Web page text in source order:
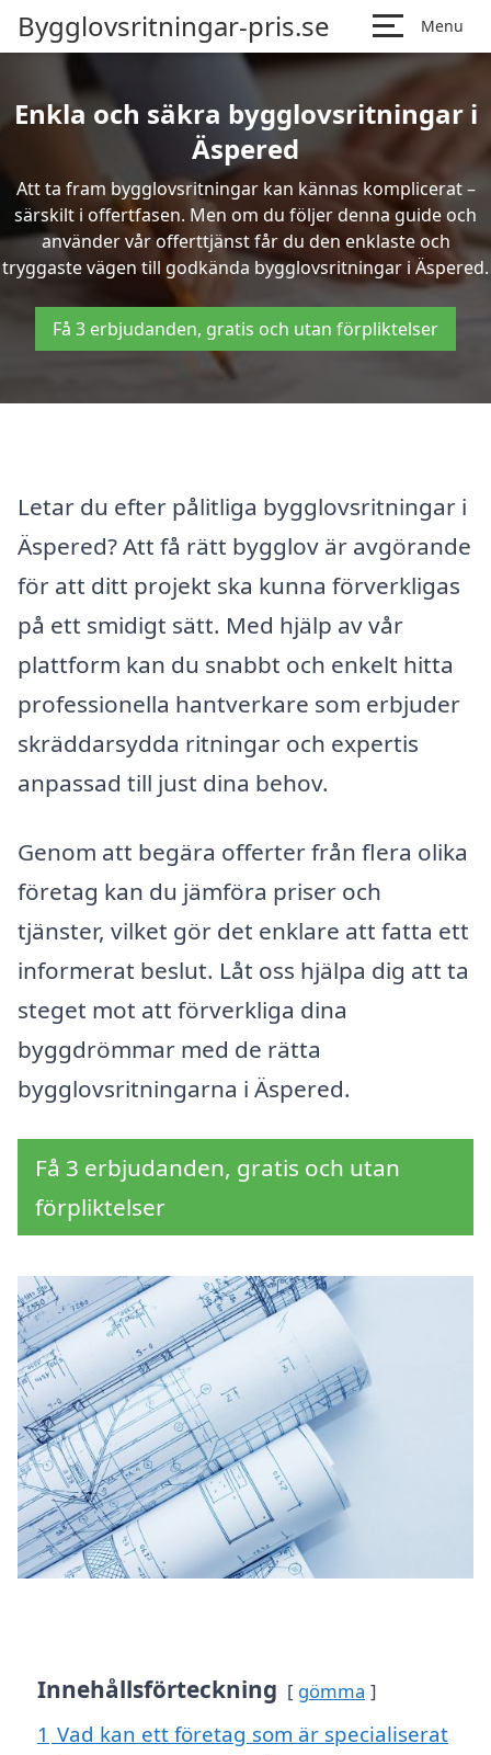
Bygglovsritningar-pris.se Menu
Enkla och säkra bygglovsritningar i
Äspered
Att ta fram bygglovsritningar kan kännas komplicerat –
särskilt i offertfasen. Men om du följer denna guide och
använder vår offerttjänst får du den enklaste och
tryggaste vägen till godkända bygglovsritningar i Äspered.
Få 3 erbjudanden, gratis och utan förpliktelser
Letar du efter pålitliga bygglovsritningar i
Äspered? Att få rätt bygglov är avgörande
för att ditt projekt ska kunna förverkligas
på ett smidigt sätt. Med hjälp av vår
plattform kan du snabbt och enkelt hitta
professionella hantverkare som erbjuder
skräddarsydda ritningar och expertis
anpassad till just dina behov.
Genom att begära offerter från flera olika
företag kan du jämföra priser och
tjänster, vilket gör det enklare att fatta ett
informerat beslut. Låt oss hjälpa dig att ta
steget mot att förverkliga dina
byggdrömmar med de rätta
bygglovsritningarna i Äspered.
Få 3 erbjudanden, gratis och utan
förpliktelser
Innehållsförteckning gömma
1 Vad kan ett företag som är specialiserat